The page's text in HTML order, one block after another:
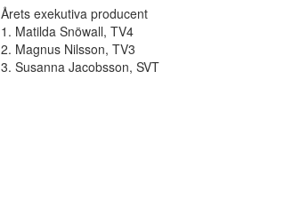
Årets exekutiva producent
1. Matilda Snöwall, TV4
2. Magnus Nilsson, TV3
3. Susanna Jacobsson, SVT